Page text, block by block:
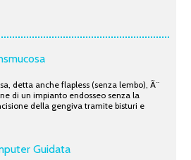
detta anche flapless (senza lembo), Ã¨
di un impianto endosseo senza la
della gengiva tramite bisturi e
Guidata